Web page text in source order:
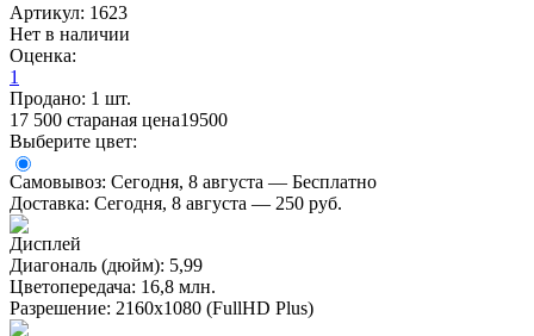
Артикул: 1623
Нет в наличии
Оценка:
1
Продано: 1 шт.
17 500 стараная цена19500
Выберите цвет:
Самовывоз: Сегодня, 8 августа — Бесплатно
Доставка: Сегодня, 8 августа — 250 руб.
Дисплей
Диагональ (дюйм): 5,99
Цветопередача: 16,8 млн.
Разрешение: 2160х1080 (FullHD Plus)